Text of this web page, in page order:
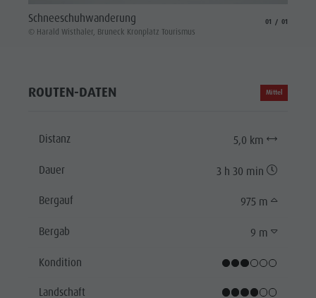
Schneeschuhwanderung
© Harald Wisthaler, Bruneck Kronplatz Tourismus
01 01
ROUTEN-DATEN Mittel
Distanz 5,0 km
Dauer 3 h 30 min
Bergauf 975 m
Bergab 9 m
Kondition
Landschaft